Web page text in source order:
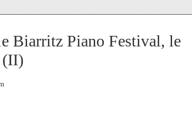
Biarritz Piano Festival, le
(II)